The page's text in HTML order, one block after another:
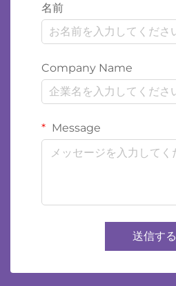
名前
Company Name
Message
送信する